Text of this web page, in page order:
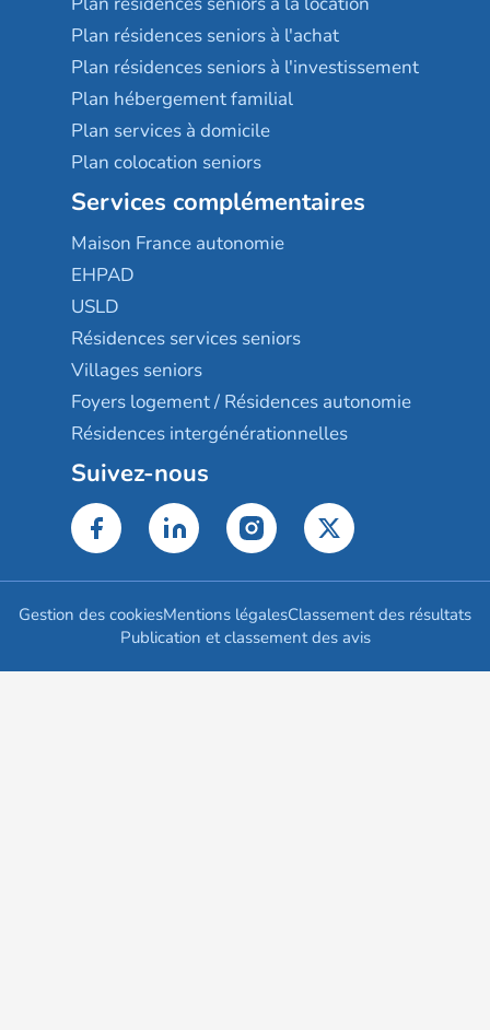
Plan résidences seniors à l'achat
Plan résidences seniors à l'investissement
Plan hébergement familial
Plan services à domicile
Plan colocation seniors
Services complémentaires
Maison France autonomie
EHPAD
USLD
Résidences services seniors
Villages seniors
Foyers logement / Résidences autonomie
Résidences intergénérationnelles
Suivez-nous
Gestion des cookiesMentions légalesClassement des résultats
Publication et classement des avis